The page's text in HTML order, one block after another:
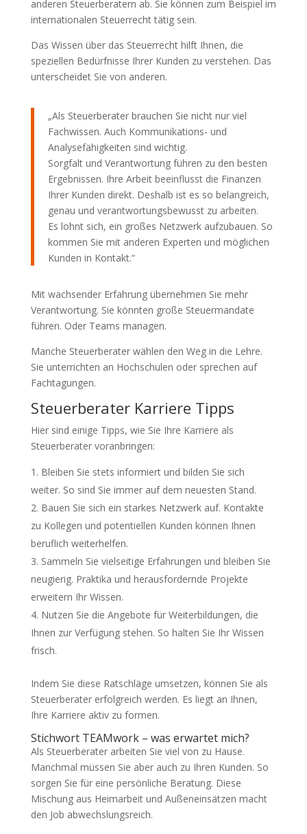
anderen Steuerberatern ab. Sie können zum Beispiel im
internationalen Steuerrecht tätig sein.
Das Wissen über das Steuerrecht hilft Ihnen, die
speziellen Bedürfnisse Ihrer Kunden zu verstehen. Das
unterscheidet Sie von anderen.
„Als Steuerberater brauchen Sie nicht nur viel
Fachwissen. Auch Kommunikations- und
Analysefähigkeiten sind wichtig.
Sorgfalt und Verantwortung führen zu den besten
Ergebnissen. Ihre Arbeit beeinflusst die Finanzen
Ihrer Kunden direkt. Deshalb ist es so belangreich,
genau und verantwortungsbewusst zu arbeiten.
Es lohnt sich, ein großes Netzwerk aufzubauen. So
kommen Sie mit anderen Experten und möglichen
Kunden in Kontakt.“
Mit wachsender Erfahrung übernehmen Sie mehr
Verantwortung. Sie könnten große Steuermandate
führen. Oder Teams managen.
Manche Steuerberater wählen den Weg in die Lehre.
Sie unterrichten an Hochschulen oder sprechen auf
Fachtagungen.
Steuerberater Karriere Tipps
Hier sind einige Tipps, wie Sie Ihre Karriere als
Steuerberater voranbringen:
Bleiben Sie stets informiert und bilden Sie sich
weiter. So sind Sie immer auf dem neuesten Stand.
Bauen Sie sich ein starkes Netzwerk auf. Kontakte
zu Kollegen und potentiellen Kunden können Ihnen
beruflich weiterhelfen.
Sammeln Sie vielseitige Erfahrungen und bleiben Sie
neugierig. Praktika und herausfordernde Projekte
erweitern Ihr Wissen.
Nutzen Sie die Angebote für Weiterbildungen, die
Ihnen zur Verfügung stehen. So halten Sie Ihr Wissen
frisch.
Indem Sie diese Ratschläge umsetzen, können Sie als
Steuerberater erfolgreich werden. Es liegt an Ihnen,
Ihre Karriere aktiv zu formen.
Stichwort TEAMwork – was erwartet mich?
Als Steuerberater arbeiten Sie viel von zu Hause.
Manchmal müssen Sie aber auch zu Ihren Kunden. So
sorgen Sie für eine persönliche Beratung. Diese
Mischung aus Heimarbeit und Außeneinsätzen macht
den Job abwechslungsreich.